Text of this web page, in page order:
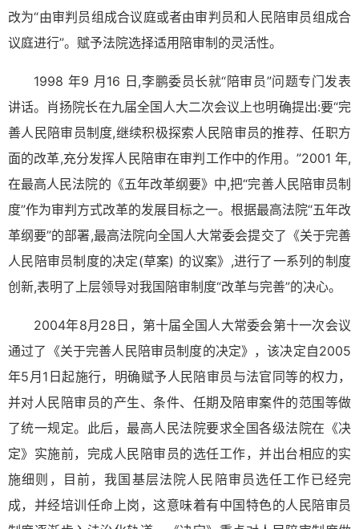
改为“由审判员组成合议庭或者由审判员和人民陪审员组成合
议庭进行”。赋予法院选择适用陪审制的灵活性。
1998 年9 月16 日,李鹏委员长就“陪审员”问题专门发表
讲话。肖扬院长在九届全国人大二次会议上也明确提出:要“完
善人民陪审员制度,继续积极探索人民陪审员的推荐、任职方
面的改革,充分发挥人民陪审在审判工作中的作用。”2001 年,
在最高人民法院的《五年改革纲要》中,把“完善人民陪审员制
度”作为审判方式改革的发展目标之一。根据最高法院“五年改
革纲要”的部署,最高法院向全国人大常委会提交了《关于完善
人民陪审员制度的决定(草案) 的议案》,进行了一系列的制度
创新,表明了上层领导对我国陪审制度“改革与完善”的决心。
2004年8月28日，第十届全国人大常委会第十一次会议
通过了《关于完善人民陪审员制度的决定》，该决定自2005
年5月1日起施行，明确赋予人民陪审员与法官同等的权力，
并对人民陪审员的产生、条件、任期及陪审案件的范围等做
了统一规定。此后，最高人民法院要求全国各级法院在《决
定》实施前，完成人民陪审员的选任工作，并出台相应的实
施细则，目前，我国基层法院人民陪审员选任工作已经完
成，并经培训任命上岗，这意味着有中国特色的人民陪审员